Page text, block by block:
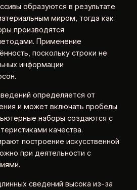
образуются в результате
миром, тогда как
производятся
Применение
поскольку строки не
информации
определяется от
и может включать пробелы
наборы создаются с
качества.
построение искусственной
при деятельности с
сведений высока из-за